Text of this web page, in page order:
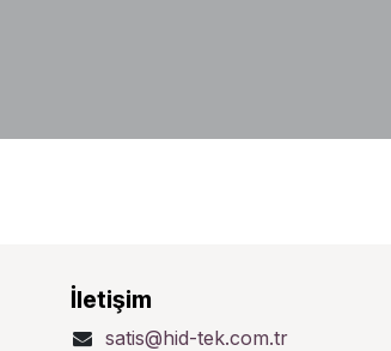
İletişim
satis@hid-tek.com.tr